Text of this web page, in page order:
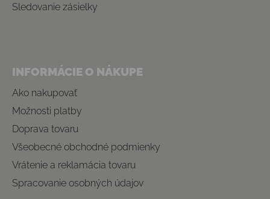
Sledovanie zásielky
INFORMÁCIE O NÁKUPE
Ako nakupovať
Možnosti platby
Doprava tovaru
Všeobecné obchodné podmienky
Vrátenie a reklamácia tovaru
Spracovanie osobných údajov